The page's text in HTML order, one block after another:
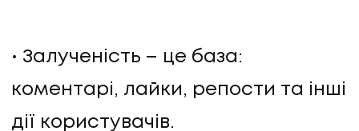
Залученість – це база:
коментарі, лайки, репости та інші
дії користувачів.